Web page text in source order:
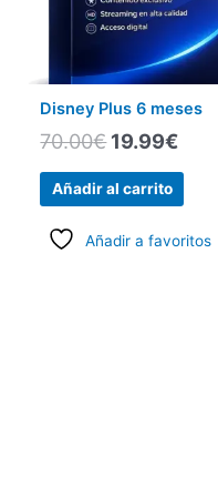
Disney Plus 6 meses
70.00€ 19.99€
Añadir al carrito
Añadir a favoritos